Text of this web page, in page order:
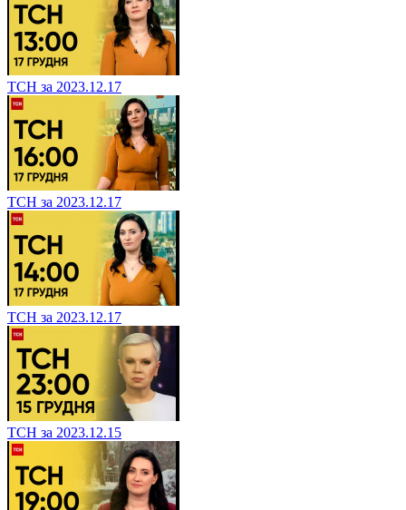
ТСН за 2023.12.17
ТСН за 2023.12.17
ТСН за 2023.12.17
ТСН за 2023.12.15